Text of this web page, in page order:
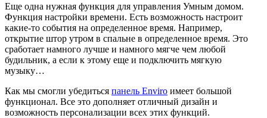
Еще одна нужная функция для управления Умным домом.
Функция настройки времени. Есть возможность настроит
какие-то события на определенное время. Например,
открытие штор утром в спальне в определенное время. Это
сработает намного лучше и намного мягче чем любой
будильник, а если к этому еще и подключить мягкую
музыку…
Как мы смогли убедиться панель Enviro имеет большой
функционал. Все это дополняет отличный дизайн и
возможность персонализации всех этих функций.